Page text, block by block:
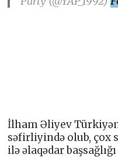
İlham Əliyev
səfirliyində olub, çox
ilə əlaqədar